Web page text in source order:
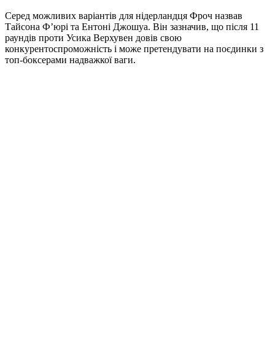
Серед можливих варіантів для нідерландця Фроч назвав
Тайсона Ф’юрі та Ентоні Джошуа. Він зазначив, що після 11
раундів проти Усика Верхувен довів свою
конкурентоспроможність і може претендувати на поєдинки з
топ-боксерами надважкої ваги.